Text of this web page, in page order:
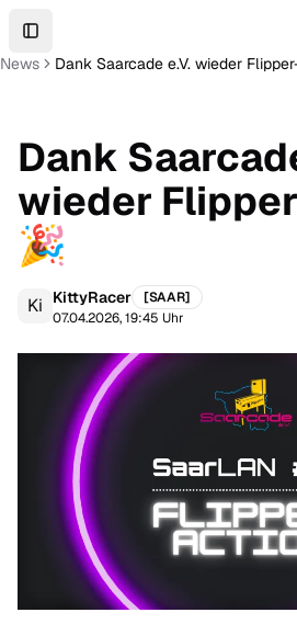
Toggle Sidebar
News
Dank Saarcade e.V. wieder
Dank
wieder
🎉
Ki KittyRacer [SAAR]
07.04.2026, 19:45 Uhr